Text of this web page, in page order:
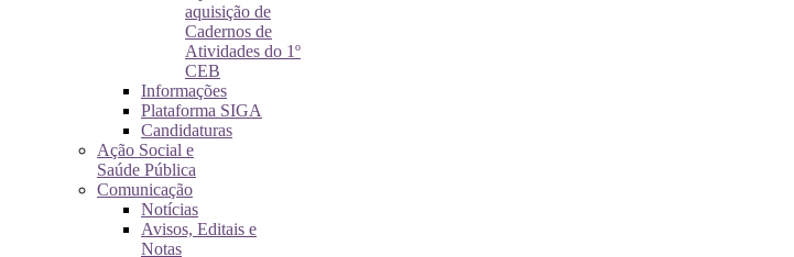
aquisição de
Cadernos de
Atividades do 1º
CEB
Informações
Plataforma SIGA
Candidaturas
Ação Social e
Saúde Pública
Comunicação
Notícias
Avisos, Editais e
Notas